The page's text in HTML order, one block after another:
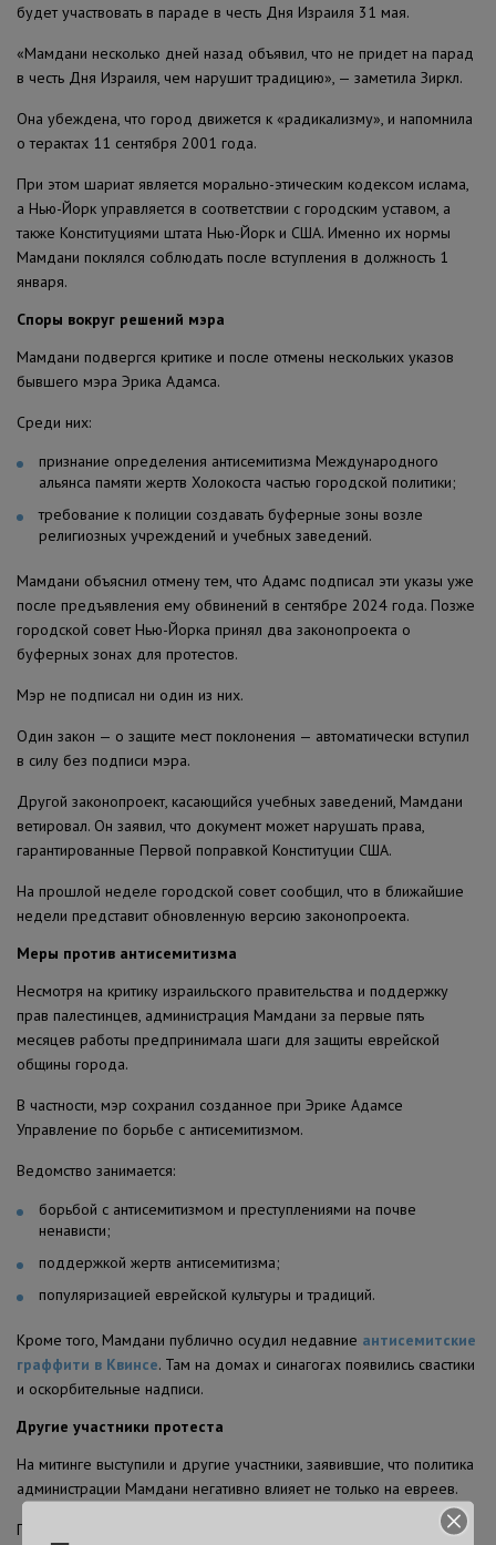
будет участвовать в параде в честь Дня Израиля 31 мая.
«Мамдани несколько дней назад объявил, что не придет на парад
в честь Дня Израиля, чем нарушит традицию», — заметила Зиркл.
Она убеждена, что город движется к «радикализму», и напомнила
о терактах 11 сентября 2001 года.
При этом шариат является морально-этическим кодексом ислама,
а Нью-Йорк управляется в соответствии с городским уставом, а
также Конституциями штата Нью-Йорк и США. Именно их нормы
Мамдани поклялся соблюдать после вступления в должность 1
января.
Споры вокруг решений мэра
Мамдани подвергся критике и после отмены нескольких указов
бывшего мэра Эрика Адамса.
Среди них:
признание определения антисемитизма Международного
альянса памяти жертв Холокоста частью городской политики;
требование к полиции создавать буферные зоны возле
религиозных учреждений и учебных заведений.
Мамдани объяснил отмену тем, что Адамс подписал эти указы уже
после предъявления ему обвинений в сентябре 2024 года. Позже
городской совет Нью-Йорка принял два законопроекта о
буферных зонах для протестов.
Мэр не подписал ни один из них.
Один закон — о защите мест поклонения — автоматически вступил
в силу без подписи мэра.
Другой законопроект, касающийся учебных заведений, Мамдани
ветировал. Он заявил, что документ может нарушать права,
гарантированные Первой поправкой Конституции США.
На прошлой неделе городской совет сообщил, что в ближайшие
недели представит обновленную версию законопроекта.
Меры против антисемитизма
Несмотря на критику израильского правительства и поддержку
прав палестинцев, администрация Мамдани за первые пять
месяцев работы предпринимала шаги для защиты еврейской
общины города.
В частности, мэр сохранил созданное при Эрике Адамсе
Управление по борьбе с антисемитизмом.
Ведомство занимается:
борьбой с антисемитизмом и преступлениями на почве
ненависти;
поддержкой жертв антисемитизма;
популяризацией еврейской культуры и традиций.
Кроме того, Мамдани публично осудил недавние антисемитские
граффити в Квинсе. Там на домах и синагогах появились свастики
и оскорбительные надписи.
Другие участники протеста
На митинге выступили и другие участники, заявившие, что политика
администрации Мамдани негативно влияет не только на евреев.
Президент American Muslim and Multifaith Women’s Empowerment